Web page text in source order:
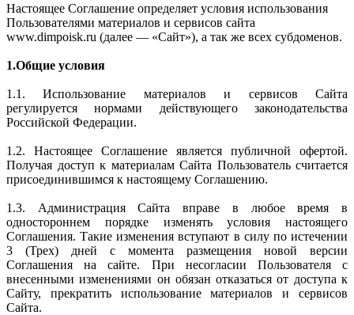
Настоящее Соглашение определяет условия использования
Пользователями материалов и сервисов сайта
www.dimpoisk.ru (далее — «Сайт»), а так же всех субдоменов.
1.Общие условия
1.1. Использование материалов и сервисов Сайта
регулируется нормами действующего законодательства
Российской Федерации.
1.2. Настоящее Соглашение является публичной офертой.
Получая доступ к материалам Сайта Пользователь считается
присоединившимся к настоящему Соглашению.
1.3. Администрация Сайта вправе в любое время в
одностороннем порядке изменять условия настоящего
Соглашения. Такие изменения вступают в силу по истечении
3 (Трех) дней с момента размещения новой версии
Соглашения на сайте. При несогласии Пользователя с
внесенными изменениями он обязан отказаться от доступа к
Сайту, прекратить использование материалов и сервисов
Сайта.